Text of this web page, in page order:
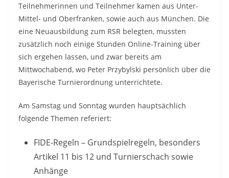
Teilnehmerinnen und Teilnehmer kamen aus Unter-
Mittel- und Oberfranken, sowie auch aus München. Die
eine Neuausbildung zum RSR belegten, mussten
zusätzlich noch einige Stunden Online-Training über
sich ergehen lassen, und zwar bereits am
Mittwochabend, wo Peter Przybylski persönlich über die
Bayerische Turnierordnung unterrichtete.
Am Samstag und Sonntag wurden hauptsächlich
folgende Themen referiert:
FIDE-Regeln – Grundspielregeln, besonders
Artikel 11 bis 12 und Turnierschach sowie
Anhänge